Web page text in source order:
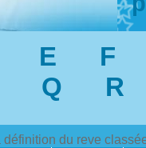
E F
Q R
définition du reve